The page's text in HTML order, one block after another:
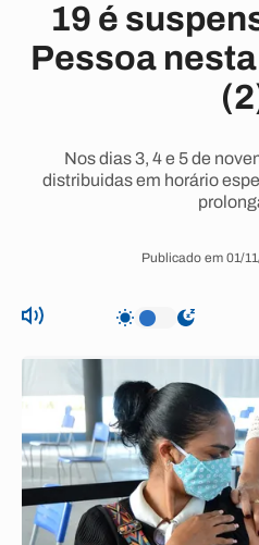
19 é
Pessoa
Nos dias 3, 4 e 5 de
distribuidas em horário
Publicado em 01/